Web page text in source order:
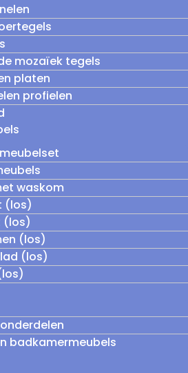
mozaïek tegels
platen
profielen
waskom
(los)
(los)
(los)
(los)
badkamermeubels